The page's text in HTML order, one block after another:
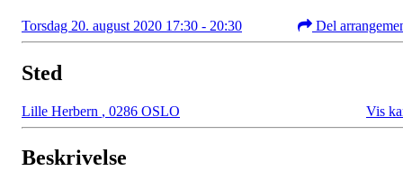
Torsdag 20. august 2020 17:30 - 20:30 Del
Sted
Lille Herbern , 0286 OSLO Vis
Beskrivelse